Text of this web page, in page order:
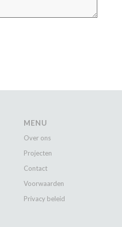
MENU
Over ons
Projecten
Contact
Voorwaarden
Privacy beleid